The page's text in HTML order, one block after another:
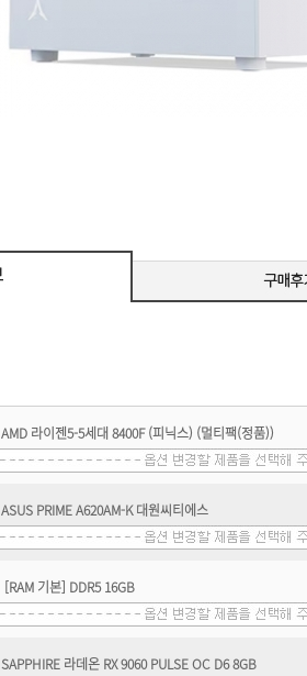
AMD 라이젠5-5세대 8400F (피닉스) (멀티팩(정품))
ASUS PRIME A620AM-K 대원씨티에스
[RAM 기본] DDR5 16GB
SAPPHIRE 라데온 RX 9060 PULSE OC D6 8GB